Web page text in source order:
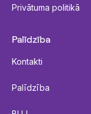
Privātuma politikā
Palīdzība
Kontakti
Palīdzība